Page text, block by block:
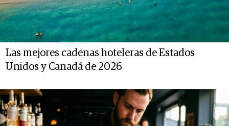
Las mejores cadenas hoteleras de Estados
Unidos y Canadá de 2026